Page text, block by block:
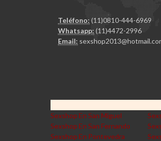
Teléfono: (11)0810-444-6969
Whatsapp: (11)4472-2996
Email:
Sexshop En San Miguel
Sexshop En San Fernando
Sexshop En Pontevedra